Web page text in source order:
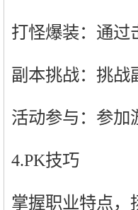
打怪爆装：通过
副本挑战：挑战
活动参与：参加
4.PK技巧
掌握职业特点，